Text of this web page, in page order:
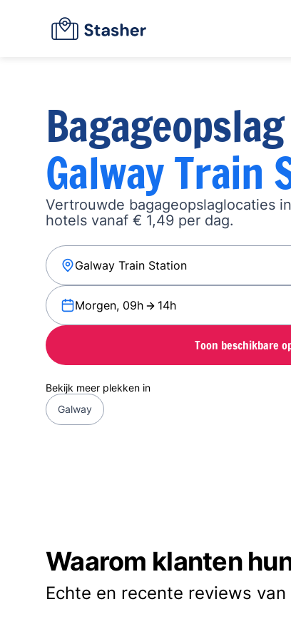
Bagageopslag
Galway Train
Vertrouwde bagageopslaglocaties
hotels vanaf € 1,49 per dag.
Morgen, 09h 14h
Toon beschikbare
Bekijk meer plekken in
Galway
Waarom klanten
Echte en recente reviews